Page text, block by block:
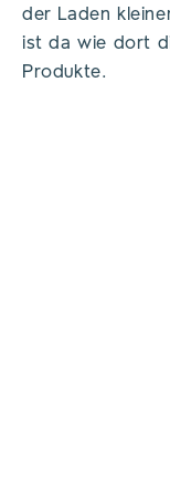
der Laden
ist da wie dort
Produkte.